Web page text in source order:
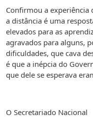
Confirmou a experiência
a distância é uma
elevados para as
agravados para alguns,
dificuldades, que cava
é que a inépcia do
que dele se esperava
O Secretariado Nacional